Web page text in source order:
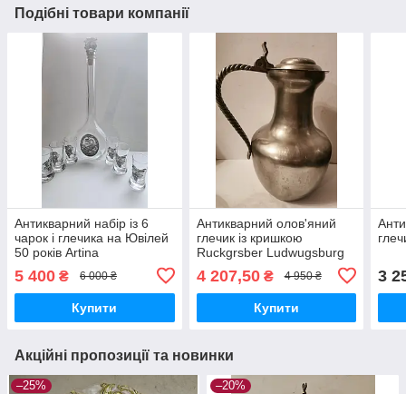
Подібні товари компанії
Антикварний набір із 6
чарок і глечика на Ювілей
50 років Artina
5 400 ₴ 6 000 ₴
Купити
Антикварний олов'яний
глечик із кришкою
Ruckgrsber Ludwugsburg
4 207,50₴ 4 950 ₴
Купити
3
Акційні пропозиції та новинки
–25% –20%